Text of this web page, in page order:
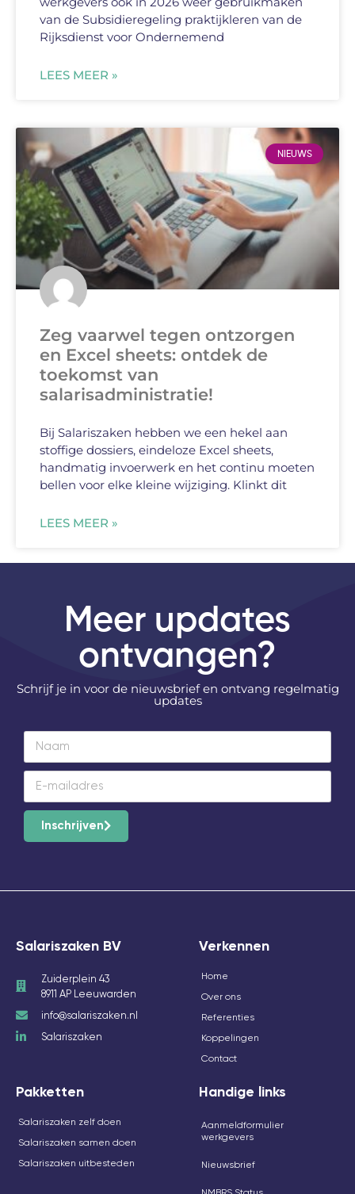
van de Subsidieregeling praktijkleren van de
Rijksdienst voor Ondernemend
LEES MEER »
NIEUWS
Zeg vaarwel tegen ontzorgen
en Excel sheets: ontdek de
toekomst van
salarisadministratie!
Bij Salariszaken hebben we een hekel aan
stoffige dossiers, eindeloze Excel sheets,
handmatig invoerwerk en het continu moeten
bellen voor elke kleine wijziging. Klinkt dit
LEES MEER »
Meer updates
ontvangen?
Schrijf je in voor de nieuwsbrief en ontvang regelmatig
updates
Inschrijven
Salariszaken BV
Zuiderplein 43
8911 AP Leeuwarden
info@salariszaken.nl
Salariszaken
Verkennen
Home
Over ons
Referenties
Koppelingen
Contact
Pakketten
Salariszaken zelf doen
Salariszaken samen doen
Salariszaken uitbesteden
Handige links
Aanmeldformulier
werkgevers
Nieuwsbrief